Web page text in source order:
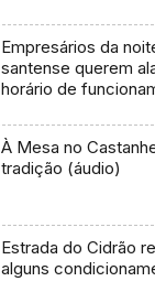
Empresários da
santense querem
horário de
À Mesa no
tradição (áudio)
Estrada do Cidrão
alguns